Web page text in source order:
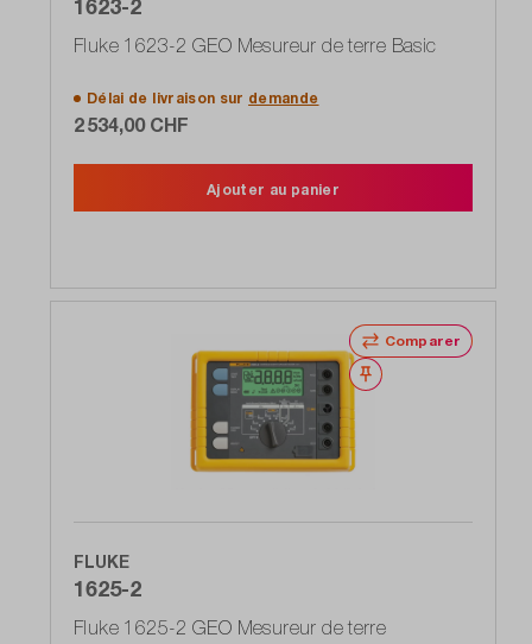
1623-2
Fluke 1623-2 GEO Mesureur de terre Basic
Délai de livraison sur demande
2 534,00 CHF
Ajouter au panier
Comparer
Noter
FLUKE
1625-2
Fluke 1625-2 GEO Mesureur de terre